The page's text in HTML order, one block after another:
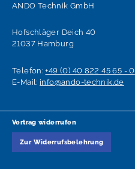
ANDO Technik GmbH
Hofschläger Deich 40
21037 Hamburg
Telefon:+49 (0) 40 822 45 65 - 0
E-Mail: info@ando-technik.de
Vertrag widerrufen
Zur Widerrufsbelehrung